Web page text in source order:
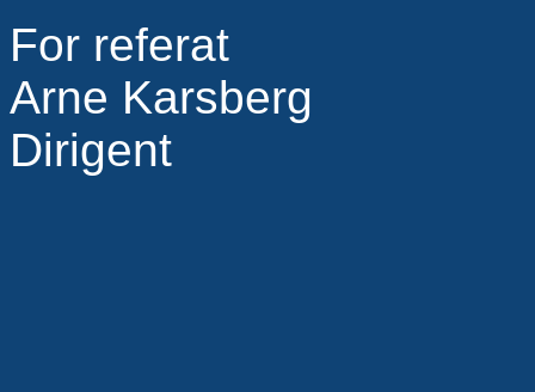
For referat
Arne Karsberg
Dirigent